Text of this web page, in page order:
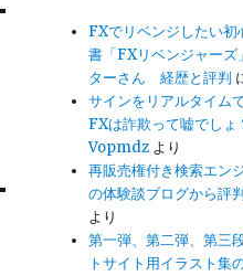
FXでリベンジしたい
書「FXリベンジャーズ
ターさん 経歴と評判
サインをリアルタイム
FXは詐欺って嘘でしょ
Vopmdz より
再販売権付き検索エン
の体験談ブログから評
より
第一弾、第二弾、第三
トサイト用イラスト集